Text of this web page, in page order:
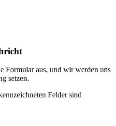
Formular aus, und wir werden uns
setzen.
Felder sind